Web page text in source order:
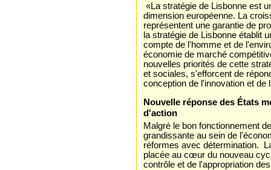
«La stratégie de Lisbonne est
dimension européenne. La
représentent une garantie de
la stratégie de Lisbonne établit
compte de l'homme et de
économie de marché
nouvelles priorités de cette
et sociales, s'efforcent de
conception de l'innovation et
Nouvelle réponse des États
d'action
Malgré le bon fonctionnement
grandissante au sein de
réformes avec détermination.
placée au cœur du nouveau
contrôle et de l'appropriation